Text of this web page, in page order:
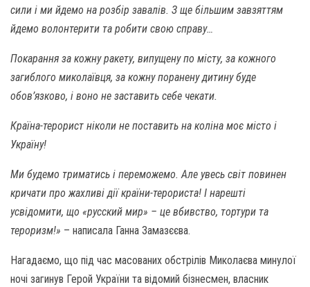
сили і ми йдемо на розбір завалів. З ще більшим завзяттям
йдемо волонтерити та робити свою справу…
Покарання за кожну ракету, випущену по місту, за кожного
загиблого миколаївця, за кожну поранену дитину буде
обов’язково, і воно не заставить себе чекати.
Країна-терорист ніколи не поставить на коліна моє місто і
Україну!
Ми будемо триматись і переможемо. Але увесь світ повинен
кричати про жахливі дії країни-терориста! І нарешті
усвідомити, що «русский мир» – це вбивство, тортури та
тероризм!» – написала Ганна Замазєєва.
Нагадаємо, що під час масованих обстрілів Миколаєва минулої
ночі загинув Герой України та відомий бізнесмен, власник